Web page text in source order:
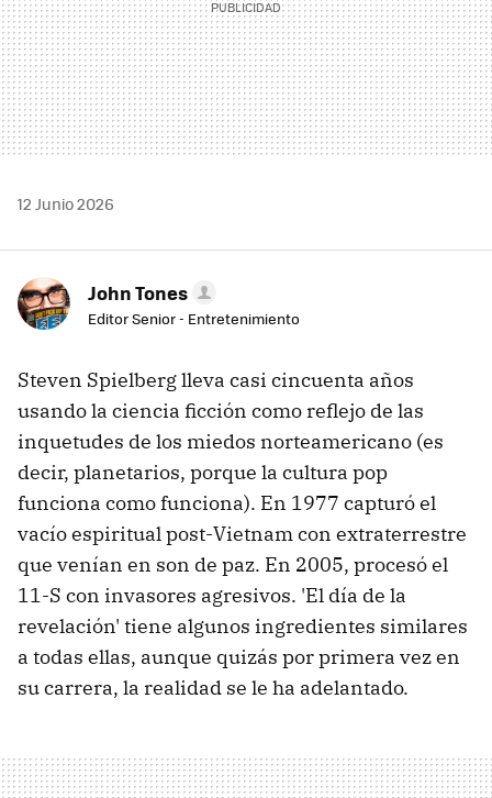
12 Junio 2026
John Tones
Editor Senior - Entretenimiento
Steven Spielberg lleva casi cincuenta años
usando la ciencia ficción como reflejo de las
inquetudes de los miedos norteamericano (es
decir, planetarios, porque la cultura pop
funciona como funciona). En 1977 capturó el
vacío espiritual post-Vietnam con extraterrestre
que venían en son de paz. En 2005, procesó el
11-S con invasores agresivos. 'El día de la
revelación' tiene algunos ingredientes similares
a todas ellas, aunque quizás por primera vez en
su carrera, la realidad se le ha adelantado.